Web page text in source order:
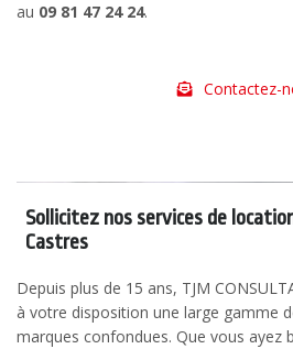
au 09 81 47 24 24.
Contactez-
Sollicitez nos services de
Castres
Depuis plus de 15 ans, TJM
à votre disposition une large gamme
marques confondues. Que vous ayez